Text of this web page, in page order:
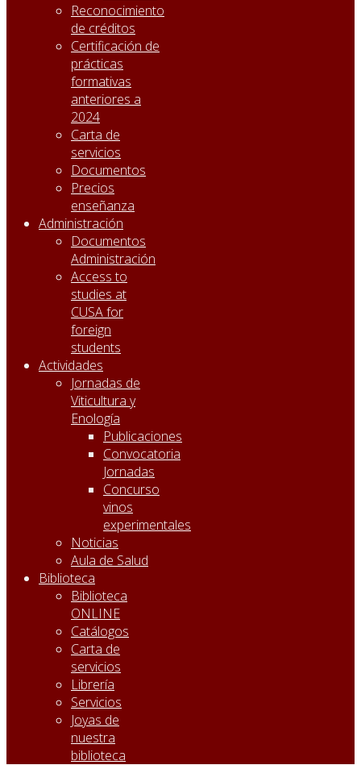
Reconocimiento
de créditos
Certificación de
prácticas
formativas
anteriores a
2024
Carta de
servicios
Documentos
Precios
enseñanza
Administración
Documentos
Administración
Access to
studies at
CUSA for
foreign
students
Actividades
Jornadas de
Viticultura y
Enología
Publicaciones
Convocatoria
Jornadas
Concurso
vinos
experimentales
Noticias
Aula de Salud
Biblioteca
Biblioteca
ONLINE
Catálogos
Carta de
servicios
Librería
Servicios
Joyas de
nuestra
biblioteca